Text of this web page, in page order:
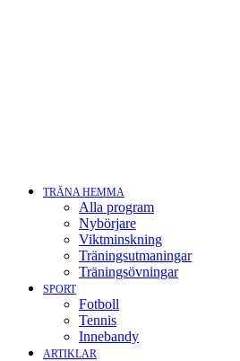
TRÄNA HEMMA
Alla program
Nybörjare
Viktminskning
Träningsutmaningar
Träningsövningar
SPORT
Fotboll
Tennis
Innebandy
ARTIKLAR